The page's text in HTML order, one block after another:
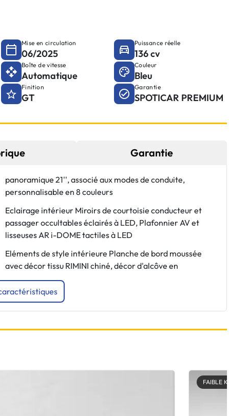
Mise en circulation
06/2025
Puissance réelle
136 cv
Boîte de vitesse
Automatique
Couleur
Bleu
Finition
GT
Garantie
SPOTICAR PREMIUM
Garantie
panoramique 21'', associé aux modes de conduite,
personnalisable en 8 couleurs
Eclairage intérieur Miroirs de courtoisie conducteur et
passager occultables éclairés à LED, Plafonnier AV et
lisseuses AR i-DOME tactiles à LED
Eléments de style intérieure Planche de bord moussée
avec décor tissu RIMINI chiné, décor d'alcôve en
FAIBLE KM